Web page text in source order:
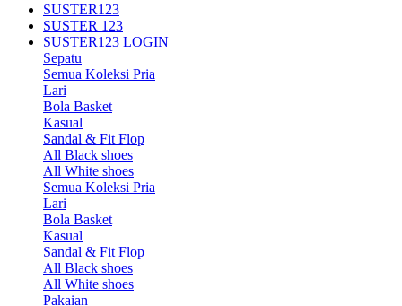
SUSTER123
SUSTER 123
SUSTER123 LOGIN
Sepatu
Semua Koleksi Pria
Lari
Bola Basket
Kasual
Sandal & Fit Flop
All Black shoes
All White shoes
Semua Koleksi Pria
Lari
Bola Basket
Kasual
Sandal & Fit Flop
All Black shoes
All White shoes
Pakaian